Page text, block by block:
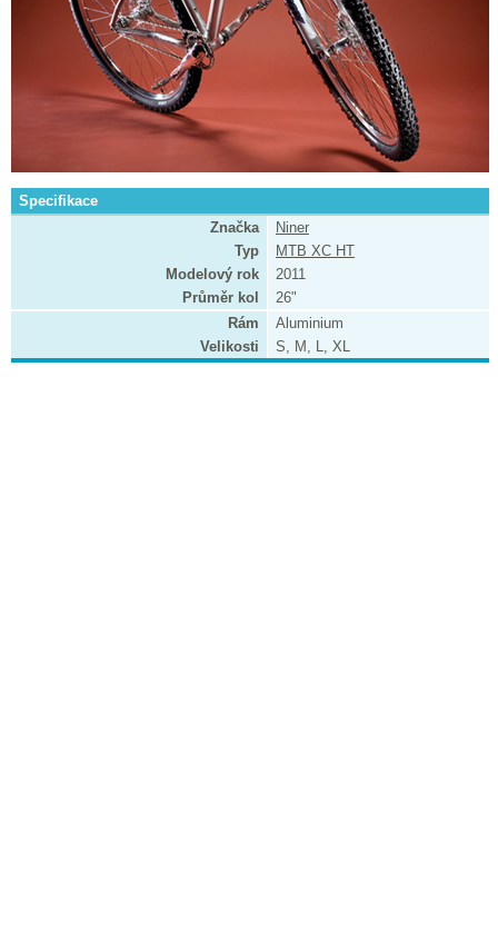
Specifikace
Značka
Niner
Typ
MTB XC HT
Modelový rok
2011
Průměr kol
26"
Rám
Aluminium
Velikosti
S, M, L, XL